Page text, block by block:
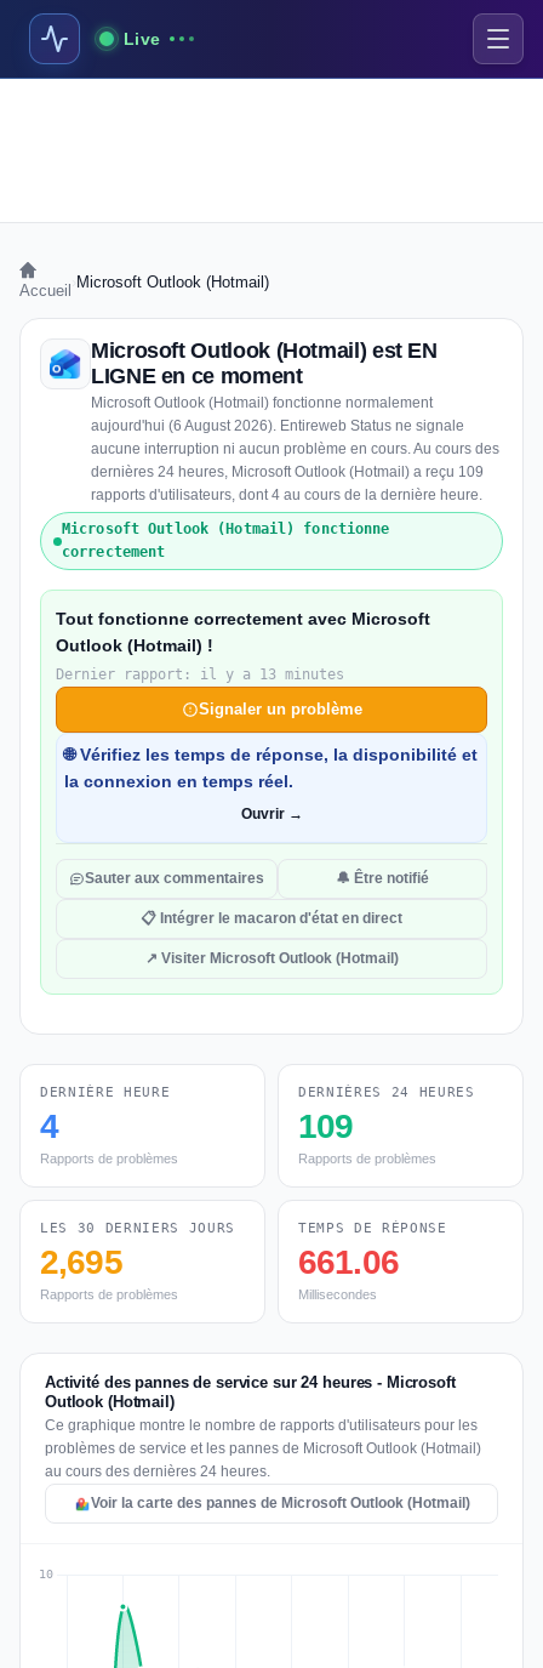
Live
Accueil Microsoft Outlook (Hotmail)
Microsoft Outlook (Hotmail) est EN
LIGNE en ce moment
Microsoft Outlook (Hotmail) fonctionne normalement
aujourd'hui (6 August 2026). Entireweb Status ne signale
aucune interruption ni aucun problème en cours. Au cours des
dernières 24 heures, Microsoft Outlook (Hotmail) a reçu 109
rapports d'utilisateurs, dont 4 au cours de la dernière heure.
Microsoft Outlook (Hotmail) fonctionne
correctement
Tout fonctionne correctement avec Microsoft
Outlook (Hotmail) !
Dernier rapport: il y a 13 minutes
Signaler un problème
🌐 Vérifiez les temps de réponse, la disponibilité et
la connexion en temps réel.
Ouvrir →
Sauter aux commentaires 🔔 Être notifié
📋 Intégrer le macaron d'état en direct
↗ Visiter Microsoft Outlook (Hotmail)
DERNIÈRE HEURE
4
Rapports de problèmes
DERNIÈRES 24 HEURES
109
Rapports de problèmes
LES 30 DERNIERS JOURS
2,695
Rapports de problèmes
TEMPS DE RÉPONSE
661.06
Millisecondes
Activité des pannes de service sur 24 heures - Microsoft
Outlook (Hotmail)
Ce graphique montre le nombre de rapports d'utilisateurs pour les
problèmes de service et les pannes de Microsoft Outlook (Hotmail)
au cours des dernières 24 heures.
Voir la carte des pannes de Microsoft Outlook (Hotmail)